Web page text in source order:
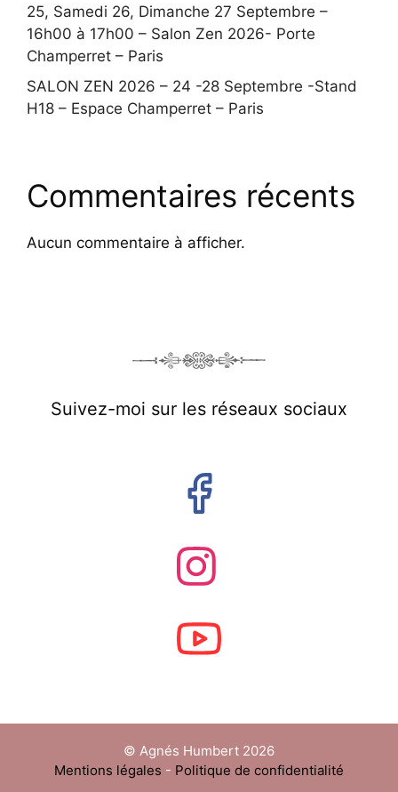
25, Samedi 26, Dimanche 27 Septembre –
16h00 à 17h00 – Salon Zen 2026- Porte
Champerret – Paris
SALON ZEN 2026 – 24 -28 Septembre -Stand
H18 – Espace Champerret – Paris
Commentaires récents
Aucun commentaire à afficher.
Suivez-moi sur les réseaux sociaux
© Agnés Humbert 2026
Mentions légales - Politique de confidentialité